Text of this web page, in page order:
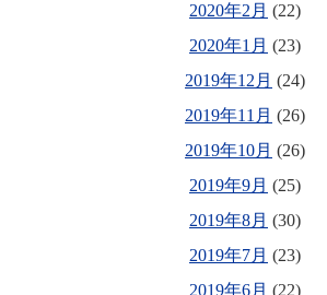
2020年2月 (22)
2020年1月 (23)
2019年12月 (24)
2019年11月 (26)
2019年10月 (26)
2019年9月 (25)
2019年8月 (30)
2019年7月 (23)
2019年6月 (22)